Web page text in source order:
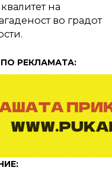
на
во градот
РЕКЛАМАТА: